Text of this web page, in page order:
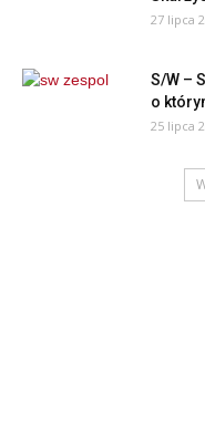
27 lipca
S/W –
o
25 lipca